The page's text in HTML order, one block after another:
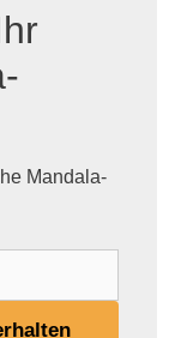
Mandala-